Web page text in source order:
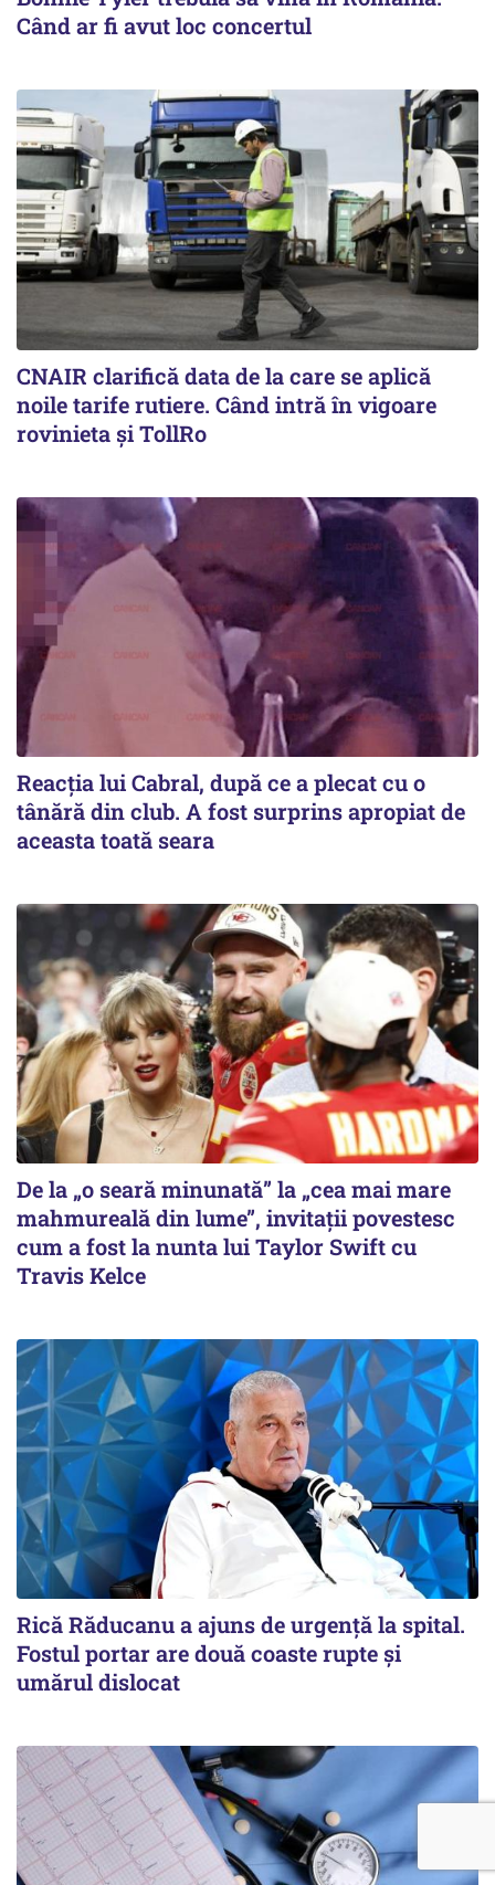
Când ar fi avut loc concertul
CNAIR clarifică data de la care se aplică
noile tarife rutiere. Când intră în vigoare
rovinieta și TollRo
Reacția lui Cabral, după ce a plecat cu o
tânără din club. A fost surprins apropiat de
aceasta toată seara
De la „o seară minunată” la „cea mai mare
mahmureală din lume”, invitații povestesc
cum a fost la nunta lui Taylor Swift cu
Travis Kelce
Rică Răducanu a ajuns de urgență la spital.
Fostul portar are două coaste rupte și
umărul dislocat